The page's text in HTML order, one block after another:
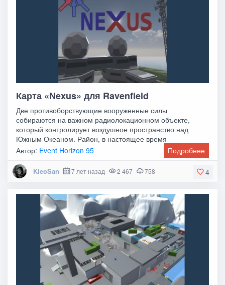
Карта «Nexus» для Ravenfield
Две противоборствующие вооруженные силы
собираются на важном радиолокационном объекте,
который контролирует воздушное пространство над
Южным Океаном. Район, в настоящее время
находящийся на спорной
Автор: Event Horizon 95 Подробнее
4
KleoSan 7 лет назад 2 467 758